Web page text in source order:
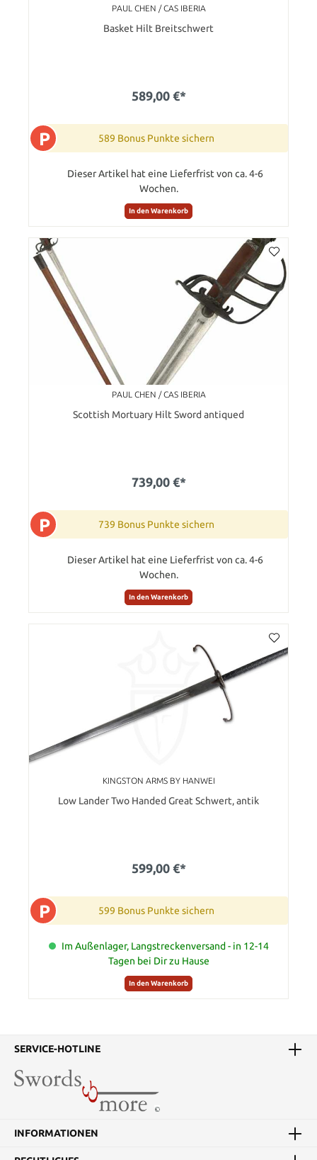
PAUL CHEN / CAS IBERIA
Basket Hilt Breitschwert
589,00 €*
P 589 Bonus Punkte sichern
Dieser Artikel hat eine Lieferfrist von ca. 4-6
Wochen.
In den Warenkorb
PAUL CHEN / CAS IBERIA
Scottish Mortuary Hilt Sword antiqued
739,00 €*
P 739 Bonus Punkte sichern
Dieser Artikel hat eine Lieferfrist von ca. 4-6
Wochen.
In den Warenkorb
KINGSTON ARMS BY HANWEI
Low Lander Two Handed Great Schwert, antik
599,00 €*
P 599 Bonus Punkte sichern
Im Außenlager, Langstreckenversand - in 12-14
Tagen bei Dir zu Hause
In den Warenkorb
SERVICE-HOTLINE
INFORMATIONEN